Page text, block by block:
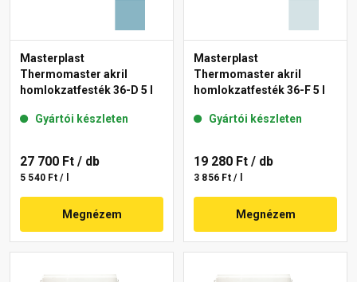
Masterplast
Thermomaster akril
homlokzatfesték 36-D 5 l
Gyártói készleten
27 700 Ft / db
5 540 Ft / l
Megnézem
Masterplast
Thermomaster akril
homlokzatfesték 36-F 5 l
Gyártói készleten
19 280 Ft / db
3 856 Ft / l
Megnézem